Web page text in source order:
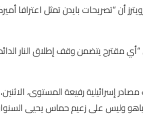
أن “تصريحات بايدن تمثل اعترافا
مقترح يتضمن وقف إطلاق النار
إسرائيلية رفيعة المستوى،
وليس على زعيم حماس يحيى